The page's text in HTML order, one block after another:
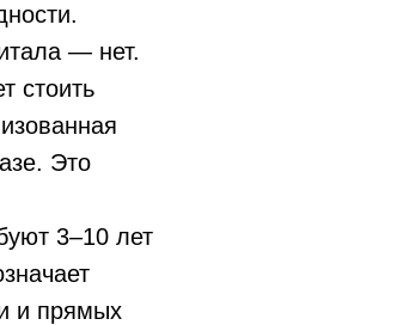
— нет.
стоить
Это
3–10 лет
и прямых